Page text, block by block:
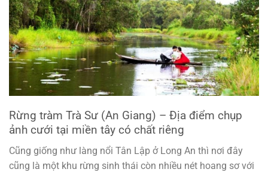
Rừng tràm Trà Sư (An Giang) – Địa điểm chụp
ảnh cưới tại miền tây có chất riêng
Cũng giống như làng nổi Tân Lập ở Long An thì nơi đây
cũng là một khu rừng sinh thái còn nhiều nét hoang sơ với